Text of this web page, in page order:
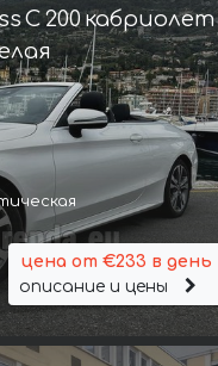
C 200 кабриолет
цена от €233 в день
описание и цены